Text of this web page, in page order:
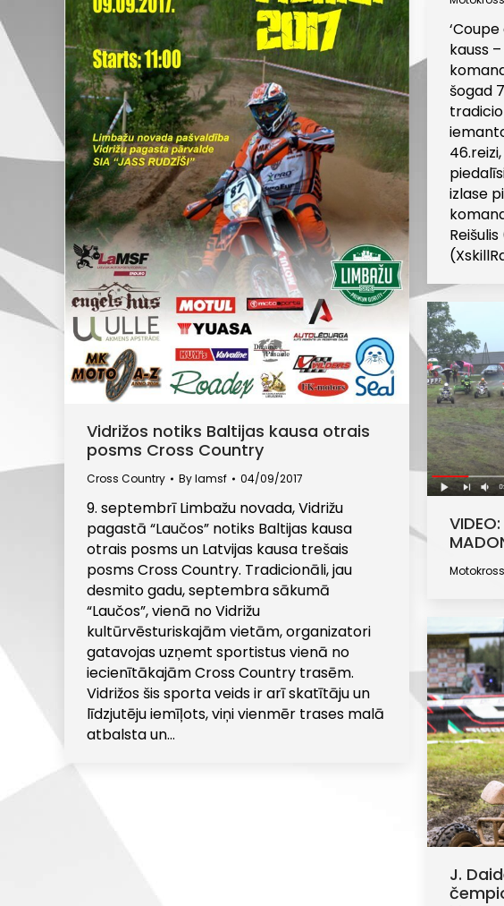
kauss
šogad
izlase
Vidrižos notiks Baltijas kausa otrais
posms Cross Country
Cross Country Bylamsf 04/09/2017
9. septembrī Limbažu novada, Vidrižu
pagastā “Laučos” notiks Baltijas kausa
otrais posms un Latvijas kausa trešais
posms Cross Country. Tradicionāli, jau
desmito gadu, septembra sākumā
“Laučos”, vienā no Vidrižu
kultūrvēsturiskajām vietām, organizatori
gatavojas uzņemt sportistus vienā no
iecienītākajām Cross Country trasēm.
Vidrižos šis sporta veids ir arī skatītāju un
līdzjutēju iemīļots, viņi vienmēr trases malā
atbalsta un…
Motokross
J.